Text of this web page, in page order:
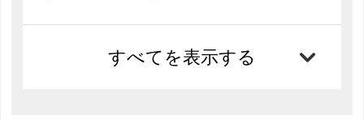
すべてを表示する